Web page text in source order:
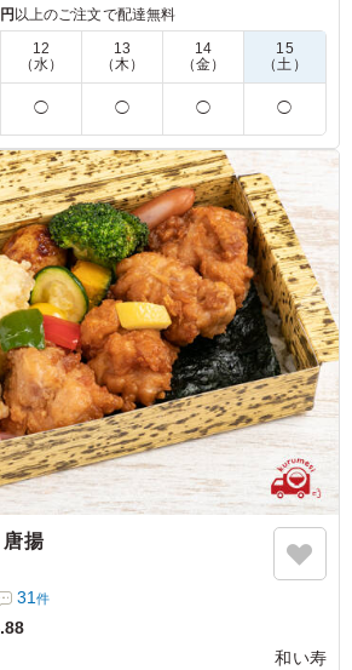
に香り高い東京大森にある濱貴商事厳
満足度の高いのり弁です。
Production
付けの濃さが現場にぴったりです。野
良く、食べやすいお弁当でした。冷め
べられるような工夫を感じられまし
ったです。
撮影›スタジオ撮影
03/24
以上のご注文で配達無料
12
（水）
13
（木）
14
（金）
15
（土）
◯ ◯ ◯ ◯
揚
31件
和い寿